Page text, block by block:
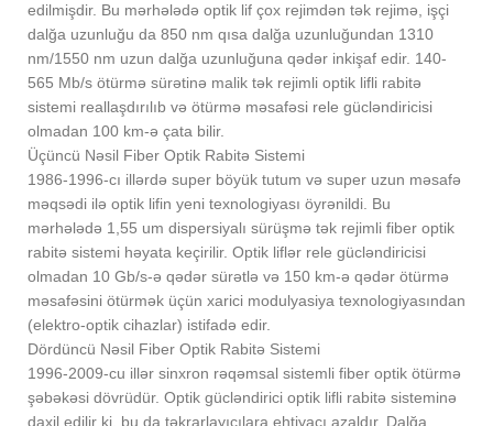
edilmişdir. Bu mərhələdə optik lif çox rejimdən tək rejimə, işçi
dalğa uzunluğu da 850 nm qısa dalğa uzunluğundan 1310
nm/1550 nm uzun dalğa uzunluğuna qədər inkişaf edir. 140-
565 Mb/s ötürmə sürətinə malik tək rejimli optik lifli rabitə
sistemi reallaşdırılıb və ötürmə məsafəsi rele gücləndiricisi
olmadan 100 km-ə çata bilir.
Üçüncü Nəsil Fiber Optik Rabitə Sistemi
1986-1996-cı illərdə super böyük tutum və super uzun məsafə
məqsədi ilə optik lifin yeni texnologiyası öyrənildi. Bu
mərhələdə 1,55 um dispersiyalı sürüşmə tək rejimli fiber optik
rabitə sistemi həyata keçirilir. Optik liflər rele gücləndiricisi
olmadan 10 Gb/s-ə qədər sürətlə və 150 ​​km-ə qədər ötürmə
məsafəsini ötürmək üçün xarici modulyasiya texnologiyasından
(elektro-optik cihazlar) istifadə edir.
Dördüncü Nəsil Fiber Optik Rabitə Sistemi
1996-2009-cu illər sinxron rəqəmsal sistemli fiber optik ötürmə
şəbəkəsi dövrüdür. Optik gücləndirici optik lifli rabitə sisteminə
daxil edilir ki, bu da təkrarlayıcılara ehtiyacı azaldır. Dalğa